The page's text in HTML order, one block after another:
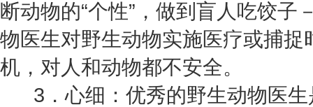
断动物的“个性”，做到盲人吃饺
物医生对野生动物实施医疗或捕
机，对人和动物都不安全。
3．心细：优秀的野生动物医生